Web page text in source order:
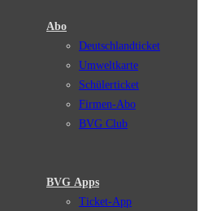
Abo
Deutschlandticket
Umweltkarte
Schülerticket
Firmen-Abo
BVG Club
BVG Apps
Ticket-App